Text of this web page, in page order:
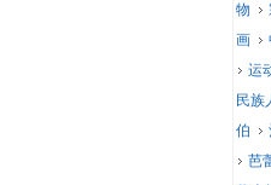
物
画
运
民族
伯
芭